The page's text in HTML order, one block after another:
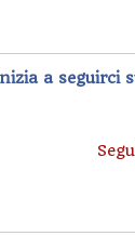
a seguirci